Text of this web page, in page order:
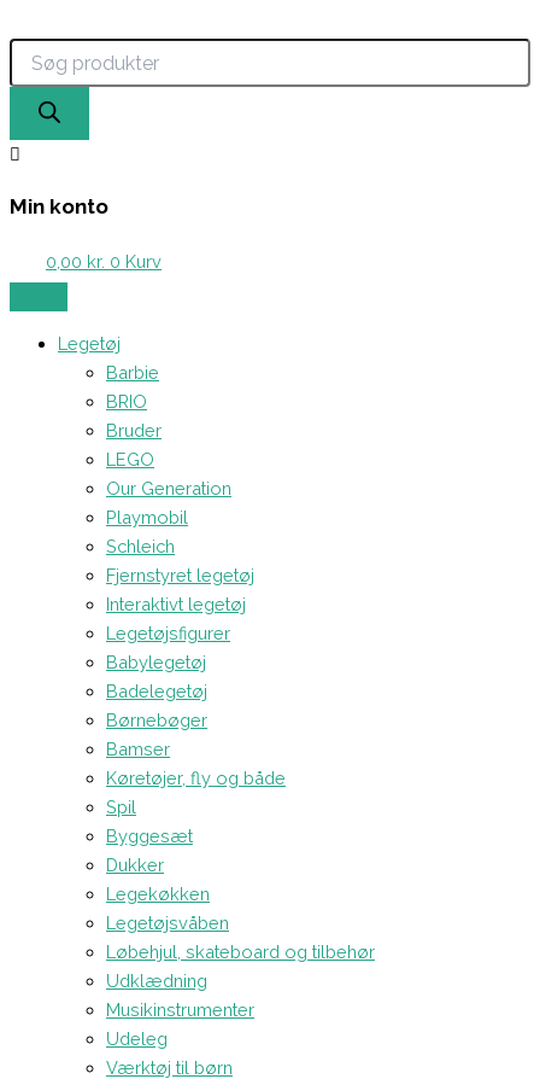
til
indholdet
search
Min konto
0,00 kr. 0 Kurv
Legetøj
Barbie
BRIO
Bruder
LEGO
Our Generation
Playmobil
Schleich
Fjernstyret legetøj
Interaktivt legetøj
Legetøjsfigurer
Babylegetøj
Badelegetøj
Børnebøger
Bamser
Køretøjer, fly og både
Spil
Byggesæt
Dukker
Legekøkken
Legetøjsvåben
Løbehjul, skateboard og tilbehør
Udklædning
Musikinstrumenter
Udeleg
Værktøj til børn